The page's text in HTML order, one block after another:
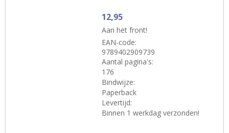
12,95
Aan het front!
EAN-code:
9789402909739
Aantal pagina's:
176
Bindwijze:
Paperback
Levertijd:
Binnen 1 werkdag verzonden!